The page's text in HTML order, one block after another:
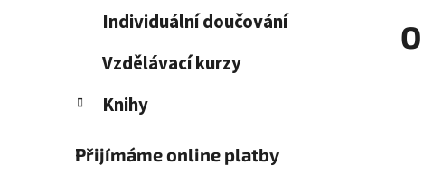
r
n
Přeskočit
kategorie
o
i
Individuální doučování
Vzdělávací kurzy
Knihy
Přijímáme online platby